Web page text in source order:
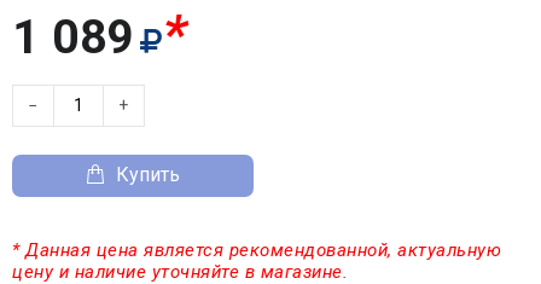
1 089 *
− +
Купить
* Данная цена является рекомендованной, актуальную
цену и наличие уточняйте в магазине.